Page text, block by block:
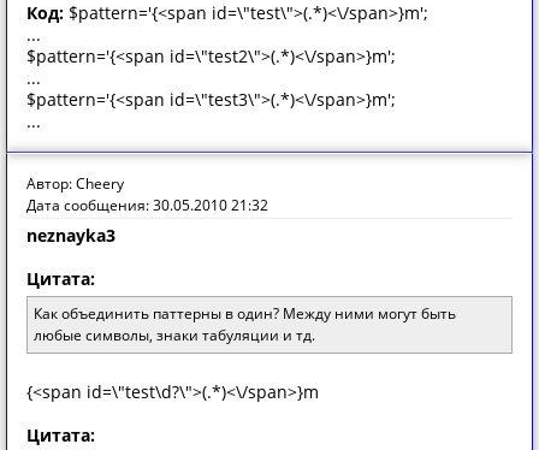
Код: $pattern='{<span id=\"test\">(.*)<\/span>}m';
...
$pattern='{<span id=\"test2\">(.*)<\/span>}m';
...
$pattern='{<span id=\"test3\">(.*)<\/span>}m';
...
Автор: Cheery
Дата сообщения: 30.05.2010 21:32
neznayka3
Цитата:
Как объединить паттерны в один? Между ними могут быть
любые символы, знаки табуляции и тд.
{<span id=\"test\d?\">(.*)<\/span>}m
Цитата: